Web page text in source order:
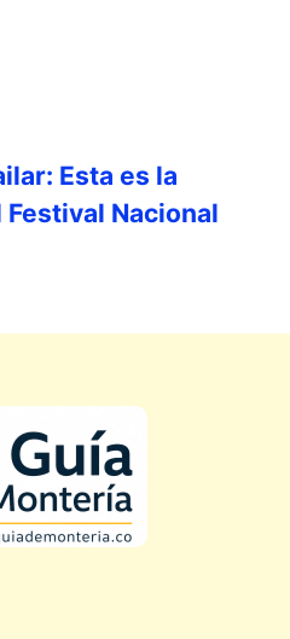
Esta es la
Nacional